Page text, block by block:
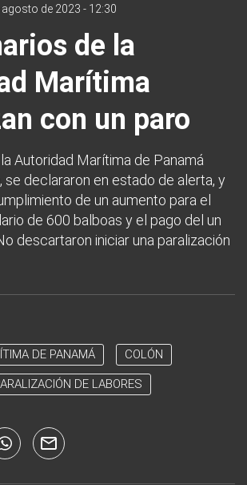
agosto de 2023 - 12:30
de la
Marítima
con un paro
Autoridad Marítima de Panamá
se declararon en estado de alerta, y
de un aumento para el
de 600 balboas y el pago del un
descartaron iniciar una paralización
DE PANAMÁ COLÓN
DE LABORES